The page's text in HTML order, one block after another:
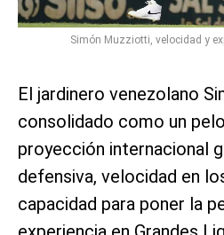
Simón Muzziotti, velocidad y
El jardinero venezolano
consolidado como un
proyección internacional
defensiva, velocidad en
capacidad para poner la